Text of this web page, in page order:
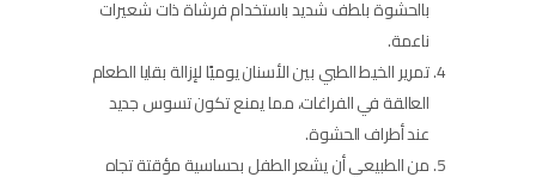
بالحشوة بلطف شديد باستخدام فرشاة ذات شعيرات
ناعمة.
تمرير الخيط الطبي بين الأسنان يوميًا لإزالة بقايا الطعام
العالقة في الفراغات، مما يمنع تكون تسوس جديد
عند أطراف الحشوة.
من الطبيعي أن يشعر الطفل بحساسية مؤقتة تجاه